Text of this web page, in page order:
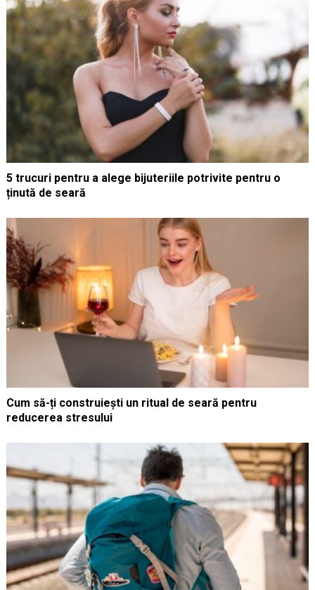
5 trucuri pentru a alege bijuteriile potrivite pentru o
ținută de seară
Cum să-ți construiești un ritual de seară pentru
reducerea stresului